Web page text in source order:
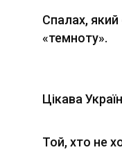
Спалах, який
«темноту».
Цікава
Той, хто не